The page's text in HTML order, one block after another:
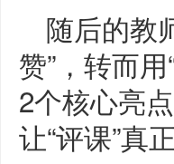
随后的教
赞”，转而
2个核心亮
让“评课”真